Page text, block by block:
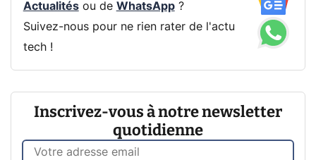
Actualitésou de WhatsApp?
Suivez-nous pour ne rien rater de l'actu
tech !
Inscrivez-vous à notre newsletter
quotidienne